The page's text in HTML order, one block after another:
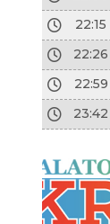
22:15
22:26
22:59
23:42